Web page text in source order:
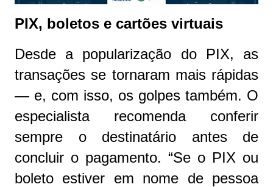
PIX, boletos e cartões virtuais
Desde a popularização do PIX, as
transações se tornaram mais rápidas
— e, com isso, os golpes também. O
especialista recomenda conferir
sempre o destinatário antes de
concluir o pagamento. “Se o PIX ou
boleto estiver em nome de pessoa